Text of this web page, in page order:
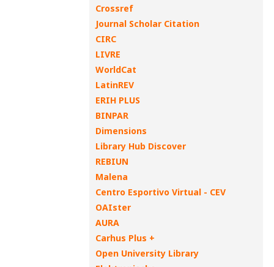
Crossref
Journal Scholar Citation
CIRC
LIVRE
WorldCat
LatinREV
ERIH PLUS
BINPAR
Dimensions
Library Hub Discover
REBIUN
Malena
Centro Esportivo Virtual - CEV
OAIster
AURA
Carhus Plus +
Open University Library